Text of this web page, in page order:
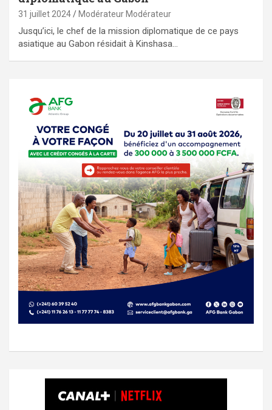
31 juillet 2024 Modérateur Modérateur
Jusqu’ici, le chef de la mission diplomatique de ce pays
asiatique au Gabon résidait à Kinshasa…